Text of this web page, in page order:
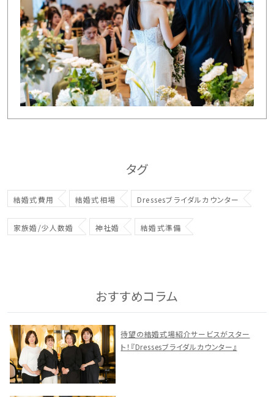
タグ
結婚式費用 結婚式相場 Dressesブライダルカウンター
家族婚/少人数婚 神社婚 結婚式準備
おすすめコラム
待望の結婚式場紹介サービスがスター
ト！『Dressesブライダルカウンター』